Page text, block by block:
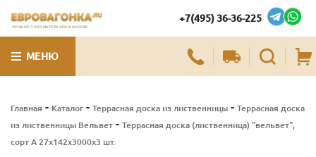
ЛУЧШИЕ ПИЛОМАТЕРИАЛЫ В МОСКВЕ
+7(495) 36-36-225
МЕНЮ
Главная - Каталог - Террасная доска из лиственницы - Террасная доска
из лиственницы Вельвет - Террасная доска (лиственница) "вельвет",
сорт А 27х142х3000х3 шт.